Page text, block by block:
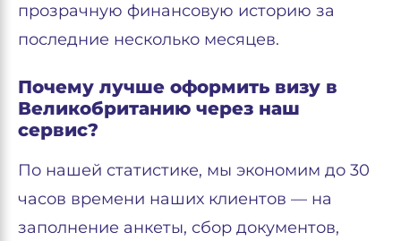
прозрачную финансовую историю за
последние несколько месяцев.
Почему лучше оформить визу в
Великобританию через наш
сервис?
По нашей статистике, мы экономим до 30
часов времени наших клиентов — на
заполнение анкеты, сбор документов,